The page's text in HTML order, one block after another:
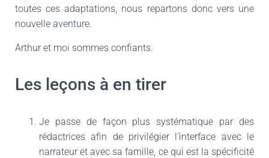
toutes ces adaptations, nous repartons donc vers une
nouvelle aventure.
Arthur et moi sommes confiants.
Les leçons à en tirer
Je passe de façon plus systématique par des
rédactrices afin de privilégier l’interface avec le
narrateur et avec sa famille, ce qui est la spécificité